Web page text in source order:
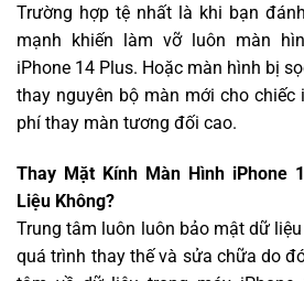
Trường hợp tệ nhất là khi bạn
mạnh khiến làm vỡ luôn màn
iPhone 14 Plus. Hoặc màn hình bị
thay nguyên bộ màn mới cho chiếc
phí thay màn tương đối cao.
Thay Mặt Kính Màn Hình iPhone
Liệu Không?
Trung tâm luôn luôn bảo mật dữ
quá trình thay thế và sửa chữa do